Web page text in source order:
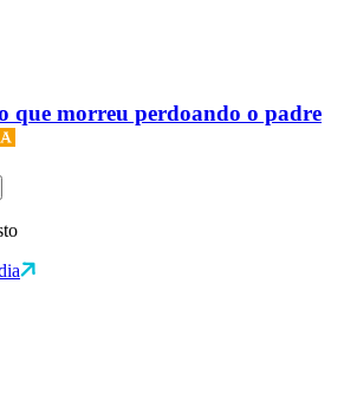
que morreu perdoando o padre